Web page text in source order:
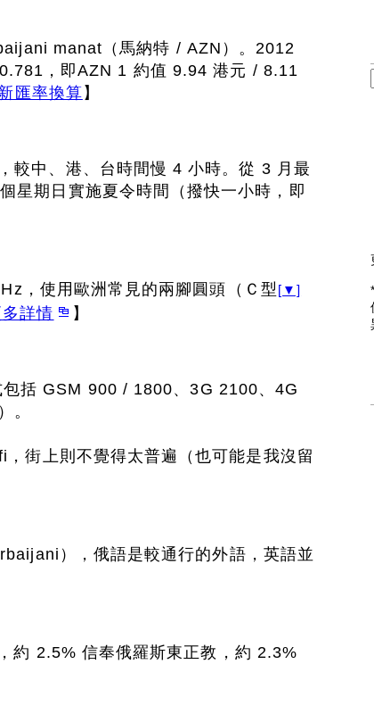
manat（馬納特 / AZN）。2012
，即AZN 1 約值 9.94 港元 / 8.11
匯率換算 】
較中、港、台時間慢 4 小時。從 3 月最
星期日實施夏令時間（撥快一小時，即
，使用歐洲常見的兩腳圓頭（Ｃ型 [▼]
詳情 】
括 GSM 900 / 1800、3G 2100、4G
。
街上則不覺得太普遍（也可能是我沒留
），俄語是較通行的外語，英語並
約 2.5% 信奉俄羅斯東正教，約 2.3%